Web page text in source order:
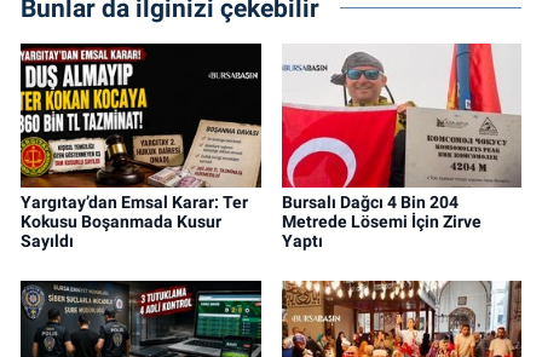
Bunlar da ilginizi çekebilir
Yargıtay’dan Emsal Karar: Ter
Kokusu Boşanmada Kusur
Sayıldı
Bursalı Dağcı 4 Bin 204
Metrede Lösemi İçin Zirve
Yaptı